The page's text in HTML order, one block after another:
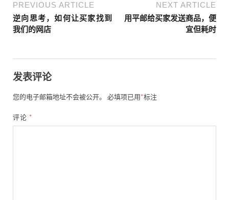
PREVIOUS ARTICLE
逆向思考，如何让买家找到
我们的网店
NEXT ARTICLE
用平邮给买家发送商品，便
宜但耗时
发表评论
您的电子邮箱地址不会被公开。 必填项已用 *标注
评论 *